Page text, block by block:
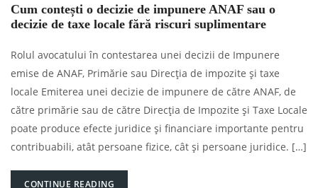
Cum contești o decizie de impunere ANAF sau o
decizie de taxe locale fără riscuri suplimentare
Rolul avocatului în contestarea unei decizii de Impunere
emise de ANAF, Primărie sau Direcția de impozite și taxe
locale Emiterea unei decizie de impunere de către ANAF, de
către primărie sau de către Direcția de Impozite și Taxe Locale
poate produce efecte juridice și financiare importante pentru
contribuabili, atât persoane fizice, cât și persoane juridice. […]
CONTINUE READING